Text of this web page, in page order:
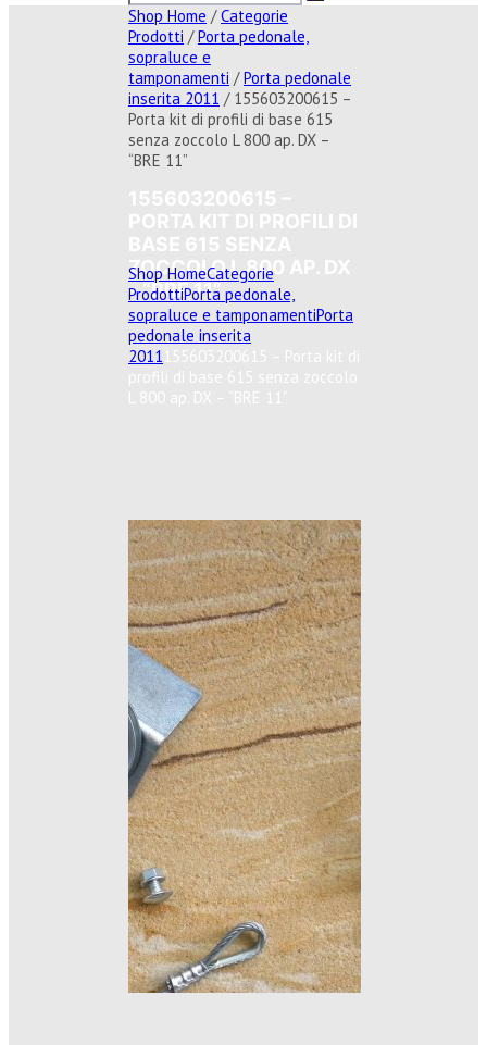
Shop Home /Categorie
Prodotti /Porta pedonale,
sopraluce e
tamponamenti /Porta pedonale
inserita 2011 / 155603200615 –
Porta kit di profili di base 615
senza zoccolo L 800 ap. DX –
“BRE 11”
ZOCCOLO L 800 AP. DX
– “BRE 11”
Shop HomeCategorie
ProdottiPorta pedonale,
sopraluce e tamponamentiPorta
pedonale inserita
2011